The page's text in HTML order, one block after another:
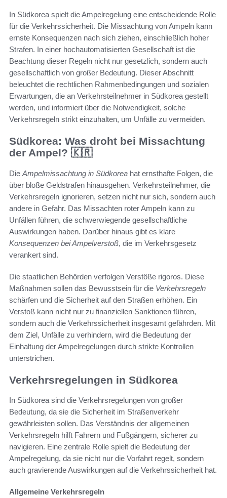
In Südkorea spielt die Ampelregelung eine entscheidende Rolle
für die Verkehrssicherheit. Die Missachtung von Ampeln kann
ernste Konsequenzen nach sich ziehen, einschließlich hoher
Strafen. In einer hochautomatisierten Gesellschaft ist die
Beachtung dieser Regeln nicht nur gesetzlich, sondern auch
gesellschaftlich von großer Bedeutung. Dieser Abschnitt
beleuchtet die rechtlichen Rahmenbedingungen und sozialen
Erwartungen, die an Verkehrsteilnehmer in Südkorea gestellt
werden, und informiert über die Notwendigkeit, solche
Verkehrsregeln strikt einzuhalten, um Unfälle zu vermeiden.
Südkorea: Was droht bei Missachtung
der Ampel? 🇰🇷
Die Ampelmissachtung in Südkorea hat ernsthafte Folgen, die
über bloße Geldstrafen hinausgehen. Verkehrsteilnehmer, die
Verkehrsregeln ignorieren, setzen nicht nur sich, sondern auch
andere in Gefahr. Das Missachten roter Ampeln kann zu
Unfällen führen, die schwerwiegende gesellschaftliche
Auswirkungen haben. Darüber hinaus gibt es klare
Konsequenzen bei Ampelverstoß, die im Verkehrsgesetz
verankert sind.
Die staatlichen Behörden verfolgen Verstöße rigoros. Diese
Maßnahmen sollen das Bewusstsein für die Verkehrsregeln
schärfen und die Sicherheit auf den Straßen erhöhen. Ein
Verstoß kann nicht nur zu finanziellen Sanktionen führen,
sondern auch die Verkehrssicherheit insgesamt gefährden. Mit
dem Ziel, Unfälle zu verhindern, wird die Bedeutung der
Einhaltung der Ampelregelungen durch strikte Kontrollen
unterstrichen.
Verkehrsregelungen in Südkorea
In Südkorea sind die Verkehrsregelungen von großer
Bedeutung, da sie die Sicherheit im Straßenverkehr
gewährleisten sollen. Das Verständnis der allgemeinen
Verkehrsregeln hilft Fahrern und Fußgängern, sicherer zu
navigieren. Eine zentrale Rolle spielt die Bedeutung der
Ampelregelung, da sie nicht nur die Vorfahrt regelt, sondern
auch gravierende Auswirkungen auf die Verkehrssicherheit hat.
Allgemeine Verkehrsregeln